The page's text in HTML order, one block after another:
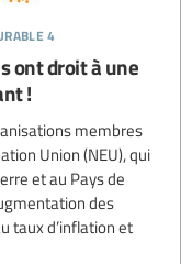
4
ont droit à une
!
membres
Union (NEU), qui
et au Pays de
des
taux d’inflation et